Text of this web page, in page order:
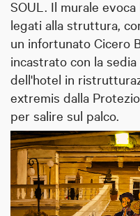
SOUL. Il murale
legati alla struttura,
un infortunato Cicero
incastrato con la
dell'hotel in
extremis dalla
per salire sul palco.